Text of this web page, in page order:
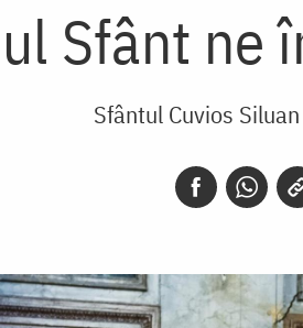
Sfânt ne
Sfântul Cuvios